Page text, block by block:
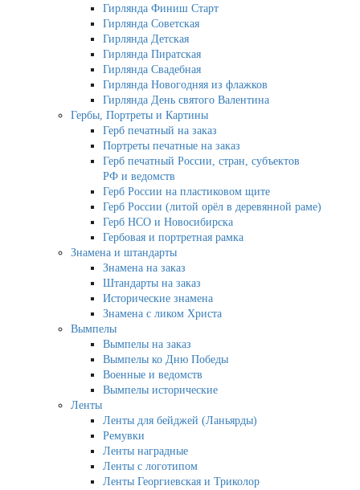
Гирлянда Финиш Старт
Гирлянда Советская
Гирлянда Детская
Гирлянда Пиратская
Гирлянда Свадебная
Гирлянда Новогодняя из флажков
Гирлянда День святого Валентина
Гербы, Портреты и Картины
Герб печатный на заказ
Портреты печатные на заказ
Герб печатный России, стран, субъектов
РФ и ведомств
Герб России на пластиковом щите
Герб России (литой орёл в деревянной раме)
Герб НСО и Новосибирска
Гербовая и портретная рамка
Знамена и штандарты
Знамена на заказ
Штандарты на заказ
Исторические знамена
Знамена с ликом Христа
Вымпелы
Вымпелы на заказ
Вымпелы ко Дню Победы
Военные и ведомств
Вымпелы исторические
Ленты
Ленты для бейджей (Ланьярды)
Ремувки
Ленты наградные
Ленты с логотипом
Ленты Георгиевская и Триколор